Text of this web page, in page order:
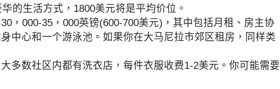
的生活方式，1800美元将是平均价位。
000-35，000英镑(600-700美元)，其中包括月租、房主协
中心和一个游泳池。如果你在大马尼拉市郊区租房，同样类
数社区内都有洗衣店，每件衣服收费1-2美元。你可能需要